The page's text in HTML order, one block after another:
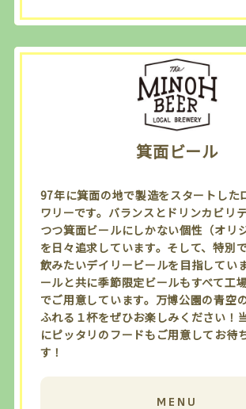
箕面ビール
97年に箕面の地で製造をスタートした
ワリーです。バランスとドリンカビリ
つつ箕面ビールにしかない個性（オリ
を日々追求しています。そして、特別
飲みたいデイリービールを目指してい
ールと共に季節限定ビールもすべて工
でご用意しています。万博公園の青空
ふれる１杯をぜひお楽しみください！
にピッタリのフードもご用意してお待
す！